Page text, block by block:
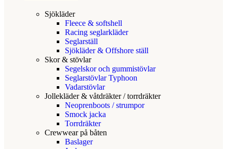
Sjökläder
Fleece & softshell
Racing seglarkläder
Seglarställ
Sjökläder & Offshore ställ
Skor & stövlar
Segelskor och gummistövlar
Seglarstövlar Typhoon
Vadarstövlar
Jollekläder & våtdräkter / torrdräkter
Neoprenboots / strumpor
Smock jacka
Torrdräkter
Crewwear på båten
Baslager